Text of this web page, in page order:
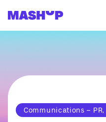
Communications –